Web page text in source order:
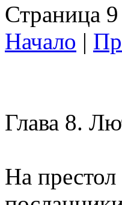
Страница
Начало |
Глава 8.
На